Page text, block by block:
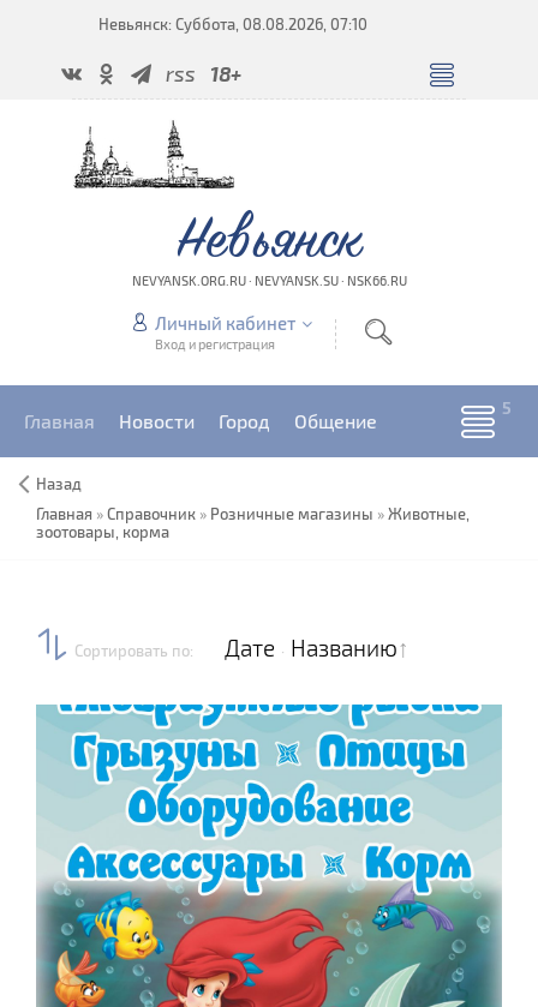
Невьянск: Суббота, 08.08.2026, 07:10
rss 18+
Невьянск
NEVYANSK.ORG.RU · NEVYANSK.SU · NSK66.RU
Личный кабинет
Вход и регистрация
Главная Новости Город Общение
Назад
Главная »Справочник » Розничные магазины »Животные,
зоотовары, корма
Сортировать по: Дате · Названию